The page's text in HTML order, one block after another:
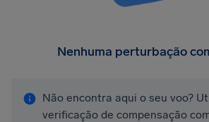
Nenhuma perturbação
Não encontra aqui o seu voo?
verificação de compensação